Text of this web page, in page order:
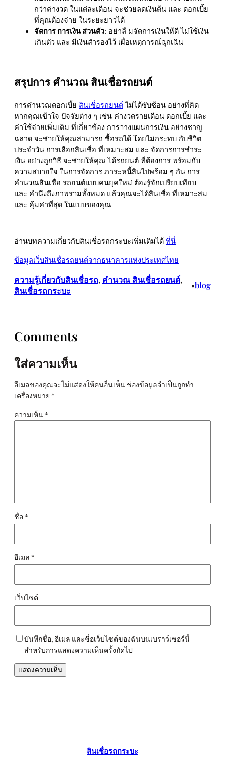
กว่าค่างวด ในแต่ละเดือน จะช่วยลดเงินต้น และ ดอกเบี้ย
ที่คุณต้องจ่าย ในระยะยาวได้
จัดการ การเงิน ส่วนตัว: อย่าลื มจัดการเงินให้ดี ไม่ใช้เงิน
เกินตัว และ มีเงินสำรองไว้ เผื่อเหตุการณ์ฉุกเฉิน
สรุปการ คํานวณ สินเชื่อรถยนต์
การคำนวณดอกเบี้ย สินเชื่อรถยนต์ไม่ได้ซับซ้อน อย่างที่คิด
หากคุณเข้าใจ ปัจจัยต่าง ๆ เช่น ค่างวดรายเดือน ดอกเบี้ย และ
ค่าใช้จ่ายเพิ่มเติม ที่เกี่ยวข้อง การวางแผนการเงิน อย่างชาญ
ฉลาด จะช่วยให้คุณสามารถ ซื้อรถได้ โดยไม่กระทบ กับชีวิต
ประจำวัน การเลือกสินเชื่อ ที่เหมาะสม และ จัดการการชำระ
เงิน อย่างถูกวิธี จะช่วยให้คุณ ได้รถยนต์ ที่ต้องการ พร้อมกับ
ความสบายใจ ในการจัดการ ภาระหนี้สินไปพร้อม ๆ กัน การ
คำนวณสินเชื่อ รถยนต์แบบคนยุคใหม่ ต้องรู้จักเปรียบเทียบ
และ คำนึงถึงภาพรวมทั้งหมด แล้วคุณจะได้สินเชื่อ ที่เหมาะสม
และ คุ้มค่าที่สุด ในแบบของคุณ
อ่านบทความเกี่ยวกับสินเชื่อรถกระบะเพิ่มเติมได้ ที่นี่
ข้อมูลเว็บสินเชื่อรถยนต์จากธนาคารแห่งประเทศไทย
ความรู้เกี่ยวกับสินเชื่อรถ, คํานวณ สินเชื่อรถยนต์
สินเชื่อรถกระบะ
•blog
Comments
ใส่ความเห็น
อีเมลของคุณจะไม่แสดงให้คนอื่นเห็น ช่องข้อมูลจำเป็นถูกทำ
เครื่องหมาย *
ความเห็น *
ชื่อ *
อีเมล *
เว็บไซต์
บันทึกชื่อ, อีเมล และชื่อเว็บไซต์ของฉันบนเบราว์เซอร์นี้
สำหรับการแสดงความเห็นครั้งถัดไป
สินเชื่อรถกระบะ